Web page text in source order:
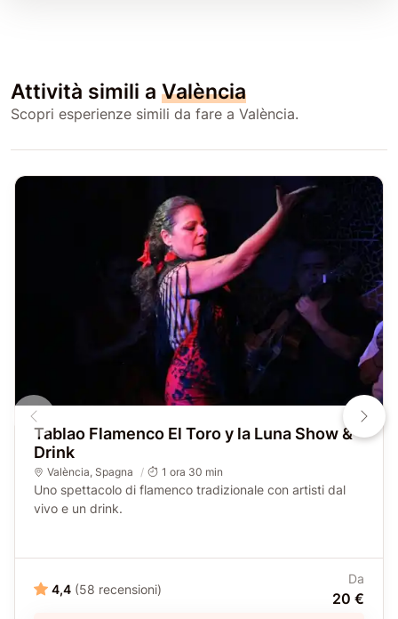
Attività simili a València
Scopri esperienze simili da fare a València.
Tablao Flamenco El Toro y la Luna Show &
Drink
València Spagna 1 ora 30 min
Uno spettacolo di flamenco tradizionale con artisti dal
vivo e un drink.
4,4 (58 recensioni)
Da
20 €